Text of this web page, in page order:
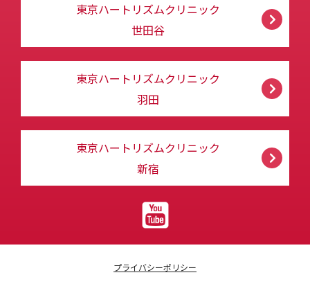
東京ハートリズムクリニック
世田谷
東京ハートリズムクリニック
羽田
東京ハートリズムクリニック
新宿
プライバシーポリシー